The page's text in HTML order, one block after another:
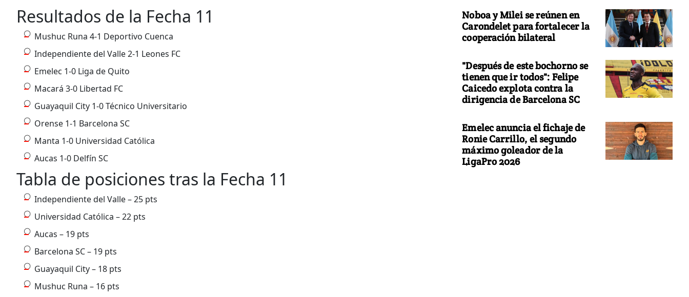
Resultados de la Fecha 11
Mushuc Runa 4-1 Deportivo Cuenca
Independiente del Valle 2-1 Leones FC
Emelec 1-0 Liga de Quito
Macará 3-0 Libertad FC
Guayaquil City 1-0 Técnico Universitario
Orense 1-1 Barcelona SC
Manta 1-0 Universidad Católica
Aucas 1-0 Delfín SC
Tabla de posiciones tras la Fecha 11
Independiente del Valle – 25 pts
Universidad Católica – 22 pts
Aucas – 19 pts
Barcelona SC – 19 pts
Guayaquil City – 18 pts
Mushuc Runa – 16 pts
Noboa y Milei se reúnen en
Carondelet para fortalecer la
cooperación bilateral
"Después de este bochorno se
tienen que ir todos": Felipe
Caicedo explota contra la
dirigencia de Barcelona SC
Emelec anuncia el fichaje de
Ronie Carrillo, el segundo
máximo goleador de la
LigaPro 2026